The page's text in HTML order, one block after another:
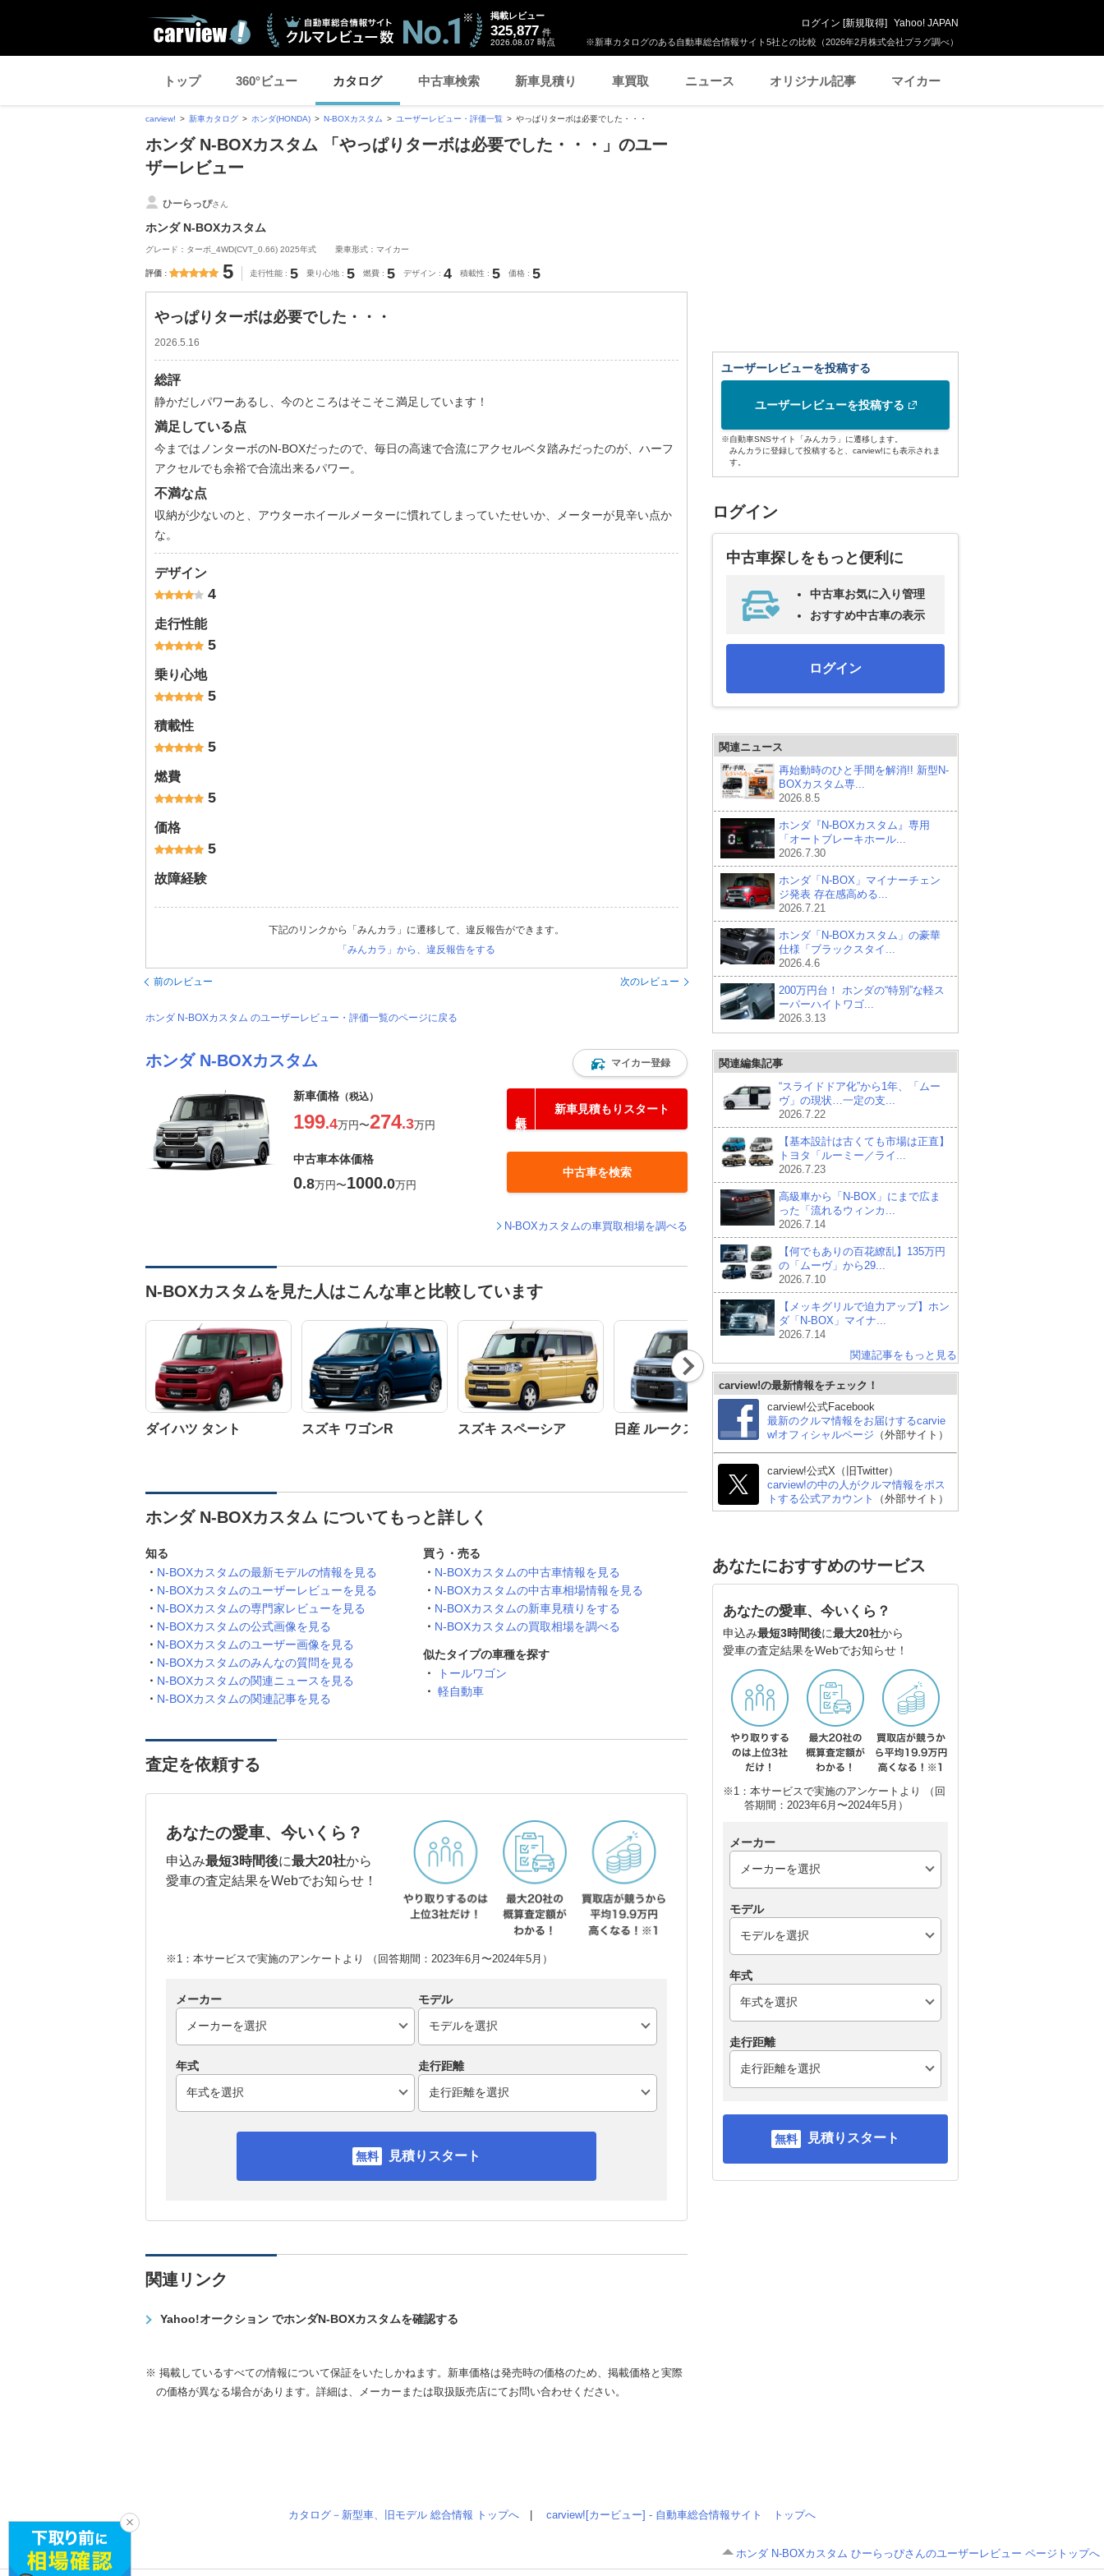
※新車カタログのある自動車総合情報サイト5社との比較（2026年2月株式会社プラグ調べ）
掲載レビュー
325,877 件
2026.08.07 時点
ログイン [新規取得] Yahoo! JAPAN
トップ 360°ビュー カタログ 中古車検索 新車見積り 車買取 ニュース オリジナル記事 マイカー
carview! 新車カタログ ホンダ(HONDA) N-BOXカスタム ユーザーレビュー・評価一覧 やっぱりターボは必要でした・・・
ホンダ N-BOXカスタム 「やっぱりターボは必要でした・・・」のユー
ザーレビュー
ひーらっぴさん
ホンダ N-BOXカスタム
グレード：ターボ_4WD(CVT_0.66) 2025年式 乗車形式：マイカー
評価 5 走行性能 5 乗り心地 5 燃費 5 デザイン 4 積載性 5 価格 5
やっぱりターボは必要でした・・・
2026.5.16
総評
静かだしパワーあるし、今のところはそこそこ満足しています！
満足している点
今まではノンターボのN-BOXだったので、毎日の高速で合流にアクセルベタ踏みだったのが、ハーフ
アクセルでも余裕で合流出来るパワー。
不満な点
収納が少ないのと、アウターホイールメーターに慣れてしまっていたせいか、メーターが見辛い点か
な。
デザイン
4
走行性能
5
乗り心地
5
積載性
5
燃費
5
価格
5
故障経験
下記のリンクから「みんカラ」に遷移して、違反報告ができます。
「みんカラ」から、違反報告をする
前のレビュー 次のレビュー
ホンダ N-BOXカスタム のユーザーレビュー・評価一覧のページに戻る
ホンダ N-BOXカスタム マイカー登録
新車価格 （税込）
199.4万円〜274.3万円
新車見積もりスタート
中古車本体価格
0.8万円〜1000.0万円
中古車を検索
N-BOXカスタムの車買取相場を調べる
N-BOXカスタムを見た人はこんな車と比較しています
ダイハツ タント スズキ ワゴンR スズキ スペーシア 日産 ルークス BYD ラッコ 三菱 デリカミニ
Nex
t
ホンダ N-BOXカスタム についてもっと詳しく
知る
N-BOXカスタムの最新モデルの情報を見る
N-BOXカスタムのユーザーレビューを見る
N-BOXカスタムの専門家レビューを見る
N-BOXカスタムの公式画像を見る
N-BOXカスタムのユーザー画像を見る
N-BOXカスタムのみんなの質問を見る
N-BOXカスタムの関連ニュースを見る
N-BOXカスタムの関連記事を見る
買う・売る
N-BOXカスタムの中古車情報を見る
N-BOXカスタムの中古車相場情報を見る
N-BOXカスタムの新車見積りをする
N-BOXカスタムの買取相場を調べる
似たタイプの車種を探す
トールワゴン
軽自動車
査定を依頼する
あなたの愛車、今いくら？
申込み最短3時間後に最大20社から
愛車の査定結果をWebでお知らせ！
※1：本サービスで実施のアンケートより （回答期間：2023年6月〜2024年5月）
メーカー モデル
年式 走行距離
見積りスタート
関連リンク
Yahoo!オークション でホンダN-BOXカスタムを確認する
※ 掲載しているすべての情報について保証をいたしかねます。新車価格は発売時の価格のため、掲載価格と実際
の価格が異なる場合があります。詳細は、メーカーまたは取扱販売店にてお問い合わせください。
ユーザーレビューを投稿する
ユーザーレビューを投稿する
※自動車SNSサイト「みんカラ」に遷移します。
みんカラに登録して投稿すると、carview!にも表示されま
す。
ログイン
中古車探しをもっと便利に
中古車お気に入り管理
おすすめ中古車の表示
ログイン
関連ニュース
再始動時のひと手間を解消!! 新型N-
BOXカスタム専...
2026.8.5
ホンダ『N-BOXカスタム』専用
「オートブレーキホール...
2026.7.30
ホンダ「N-BOX」マイナーチェン
ジ発表 存在感高める...
2026.7.21
ホンダ「N-BOXカスタム」の豪華
仕様「ブラックスタイ...
2026.4.6
200万円台！ ホンダの“特別”な軽ス
ーパーハイトワゴ...
2026.3.13
関連編集記事
“スライドドア化”から1年、「ムー
ヴ」の現状…一定の支...
2026.7.22
【基本設計は古くても市場は正直】
トヨタ「ルーミー／ライ...
2026.7.23
高級車から「N-BOX」にまで広ま
った「流れるウィンカ...
2026.7.14
【何でもありの百花繚乱】135万円
の「ムーヴ」から29...
2026.7.10
【メッキグリルで迫力アップ】ホン
ダ「N-BOX」マイナ...
2026.7.14
関連記事をもっと見る
carview!の最新情報をチェック！
carview!公式Facebook
最新のクルマ情報をお届けするcarvie
w!オフィシャルページ （外部サイト）
carview!公式X（旧Twitter）
carview!の中の人がクルマ情報をポス
トする公式アカウント
（外部サイト）
あなたにおすすめのサービス
あなたの愛車、今いくら？
申込み最短3時間後に最大20社から
愛車の査定結果をWebでお知らせ！
※1：本サービスで実施のアンケートより （回
答期間：2023年6月〜2024年5月）
メーカー
モデル
年式
走行距離
見積りスタート
カタログ－新型車、旧モデル 総合情報 トップへ carview![カービュー] - 自動車総合情報サイト トップへ
ホンダ N-BOXカスタム ひーらっぴさんのユーザーレビュー ページトップへ